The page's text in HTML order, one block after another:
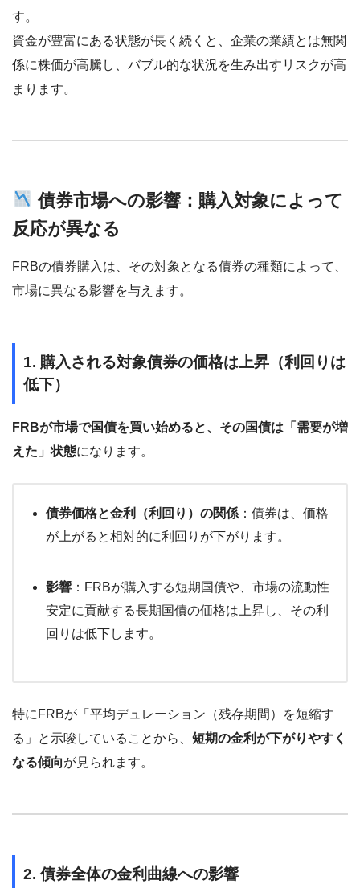
す。
資金が豊富にある状態が長く続くと、企業の業績とは無関
係に株価が高騰し、バブル的な状況を生み出すリスクが高
まります。
債券市場への影響：購入対象によって
反応が異なる
FRBの債券購入は、その対象となる債券の種類によって、
市場に異なる影響を与えます。
1. 購入される対象債券の価格は上昇（利回りは
低下）
FRBが市場で国債を買い始めると、その国債は「需要が増
えた」状態になります。
債券価格と金利（利回り）の関係 ：債券は、価格
が上がると相対的に利回りが下がります。
影響 ：FRBが購入する短期国債や、市場の流動性
安定に貢献する長期国債の価格は上昇し、その利
回りは低下します。
特にFRBが「平均デュレーション（残存期間）を短縮す
る」と示唆していることから、 短期の金利が下がりやすく
なる傾向が見られます。
2. 債券全体の金利曲線への影響